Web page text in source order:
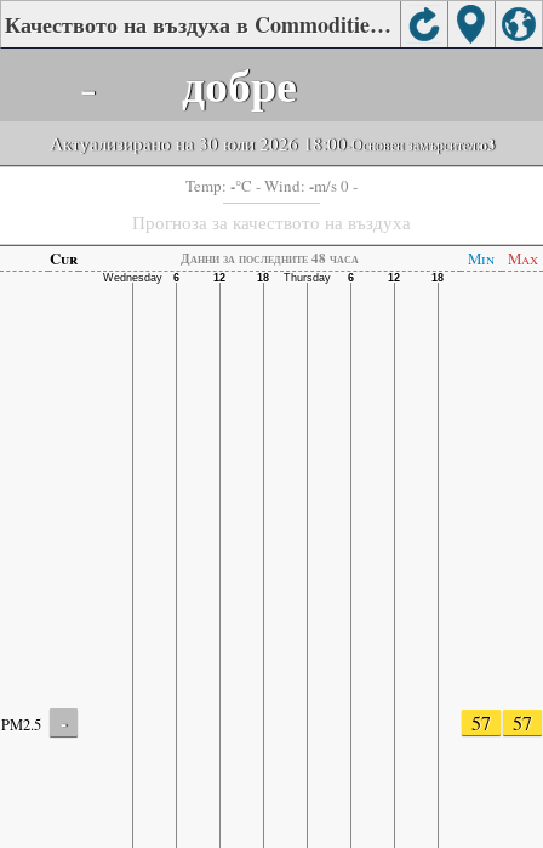
Качеството на въздуха в Commodities Bureau, Tangshan
- добре
Актуализирано на 30 юли 2026 18:00-Основен замърсител:o3
Temp: -°C - Wind: -m/s 0 -
Прогноза за качеството на въздуха
Cur Данни за последните 48 часа Min Max
PM2.5 - 57 57